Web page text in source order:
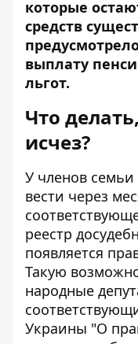
которые
средств
выплату
льгот.
Что
исчез?
У членов
вести через
реестр
появляется
Такую
народные
Украины "О